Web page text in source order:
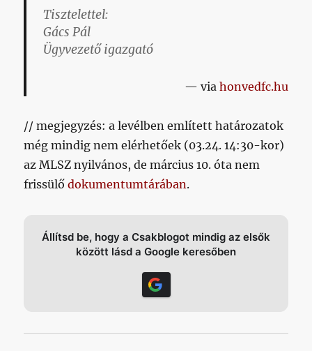
Tisztelettel:
Gács Pál
Ügyvezető igazgató
via honvedfc.hu
// megjegyzés: a levélben említett határozatok
még mindig nem elérhetőek (03.24. 14:30-kor)
az MLSZ nyilvános, de március 10. óta nem
frissülődokumentumtárában.
Állítsd be, hogy a Csakblogot mindig az elsők
között lásd a Google keresőben